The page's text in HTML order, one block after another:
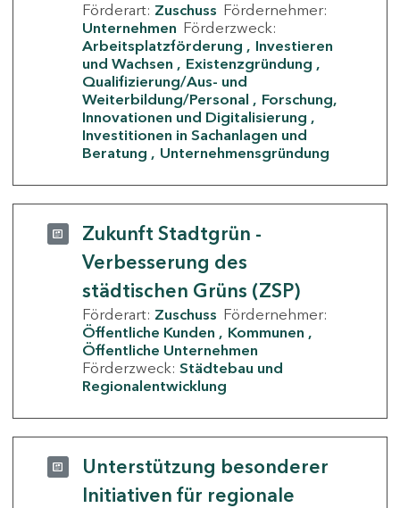
Förderart: Zuschuss Fördernehmer:
Unternehmen Förderzweck:
Arbeitsplatzförderung
Investieren
und Wachsen
Existenzgründung
Qualifizierung/Aus- und
Weiterbildung/Personal
Forschung,
Innovationen und Digitalisierung
Investitionen in Sachanlagen und
Beratung
Unternehmensgründung
Zukunft Stadtgrün -
Verbesserung des
städtischen Grüns (ZSP)
Förderart: Zuschuss Fördernehmer:
Öffentliche Kunden
Kommunen
Öffentliche Unternehmen
Förderzweck: Städtebau und
Regionalentwicklung
Unterstützung besonderer
Initiativen für regionale